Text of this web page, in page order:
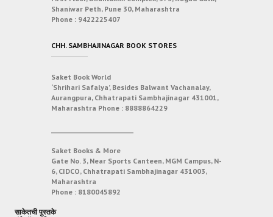
Shaniwar Peth, Pune 30, Maharashtra
Phone : 9422225407
CHH. SAMBHAJINAGAR BOOK STORES
Saket Book World
‘Shrihari Safalya’, Besides Balwant Vachanalay,
Aurangpura, Chhatrapati Sambhajinagar 431001,
Maharashtra Phone : 8888864229
Saket Books & More
Gate No. 3, Near Sports Canteen, MGM Campus, N-
6, CIDCO, Chhatrapati Sambhajinagar 431003,
Maharashtra
Phone : 8180045892
साकेतची पुस्तके